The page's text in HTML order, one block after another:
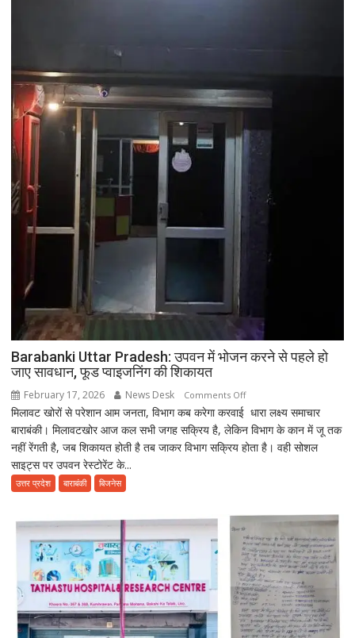
Barabanki Uttar Pradesh: उपवन में भोजन करने से पहले हो
जाए सावधान, फूड प्वाइजनिंग की शिकायत
February 17, 2026 News Desk Comments Offon
Barabanki
Uttar
Pradesh:
करने
से
पहले
हो
जाए
सावधान,
फूड
मिलावट खोरों से परेशान आम जनता, विभाग कब करेगा करवाई धारा लक्ष्य समाचार
बाराबंकी। मिलावटखोर आज कल सभी जगह सक्रिय है, लेकिन विभाग के कान में जू तक
नहीं रेंगती है, जब शिकायत होती है तब जाकर विभाग सक्रिय होता है। वही सोशल
साइट्स पर उपवन रेस्टोरेंट के...
उत्तर प्रदेश बाराबंकी बिजनेस